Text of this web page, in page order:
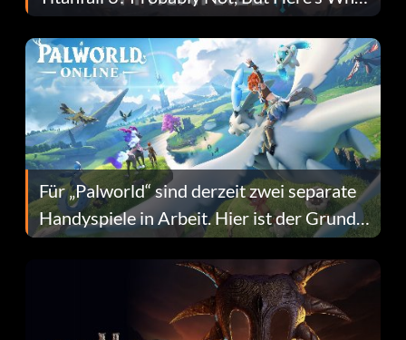
Fans Are Hopeful
Für „Palworld“ sind derzeit zwei separate
Handyspiele in Arbeit. Hier ist der Grund
dafür.